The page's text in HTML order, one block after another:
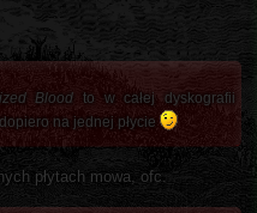
Blood to w całej dyskografii
na jednej płycie
płytach mowa, ofc.